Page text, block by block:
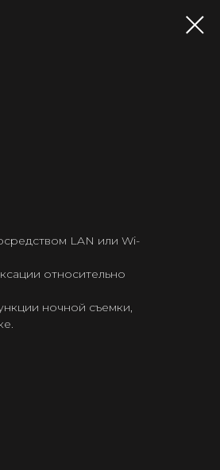
LAN или Wi-
относительно
ночной съемки,